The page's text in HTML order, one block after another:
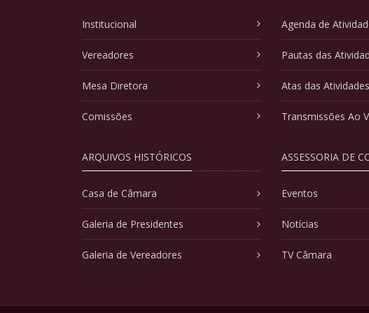
Institucional
Vereadores
Mesa Diretora
Comissões
ARQUIVOS HISTÓRICOS
Casa de Câmara
Galeria de Presidentes
Galeria de Vereadores
Agenda de
Pautas das
Atas das Atividades
Transmissões Ao
ASSESSORIA DE
Eventos
Notícias
TV Câmara